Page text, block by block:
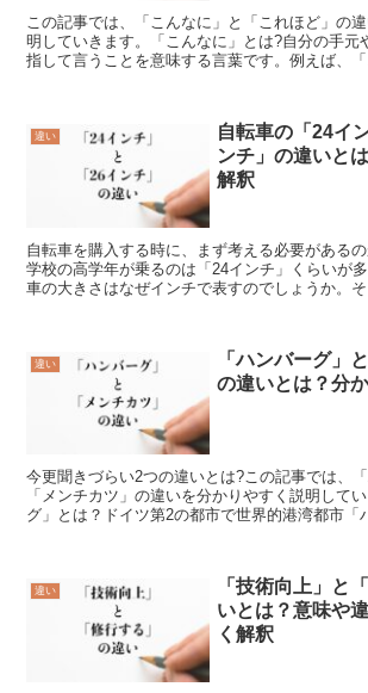
この記事では、「こんなに」と「これほど」の
明していきます。「こんなに」とは?自分の手元
指して言うことを意味する言葉です。例えば、
違い
自転車の「24イ
ンチ」の違いと
解釈
自転車を購入する時に、まず考える必要がある
学校の高学年が乗るのは「24インチ」くらいが
車の大きさはなぜインチで表すのでしょうか。そ
違い
「ハンバーグ」
の違いとは？分
今更聞きづらい2つの違いとは?この記事では、
「メンチカツ」の違いを分かりやすく説明して
グ」とは？ドイツ第2の都市で世界的港湾都市「
違い
「技術向上」と
いとは？意味や
く解釈